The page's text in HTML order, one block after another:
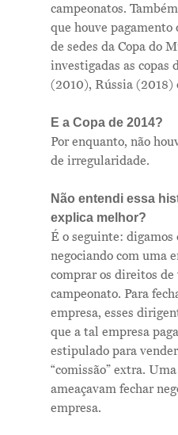
campeonatos.
que houve pagamento
de sedes da Copa do
investigadas as copas
(2010), Rússia (2018)
E a Copa de 2014?
Por enquanto, não
de irregularidade.
Não entendi essa
explica melhor?
É o seguinte: digamos
negociando com uma
comprar os direitos
campeonato. Para
empresa, esses
que a tal empresa
estipulado para
“comissão” extra.
ameaçavam fechar
empresa.